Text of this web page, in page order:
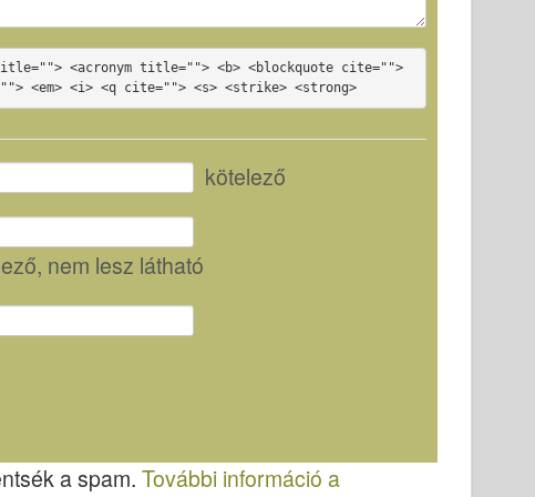
<acronym title=""> <b> <blockquote cite="">
<em> <i> <q cite=""> <s> <strike> <strong>
kötelező
, nem lesz látható
a spam. További információ a